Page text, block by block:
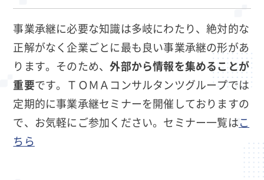
事業承継に必要な知識は多岐にわたり、絶対的な
正解がなく企業ごとに最も良い事業承継の形があ
ります。そのため、外部から情報を集めることが
重要です。ＴＯＭＡコンサルタンツグループでは
定期的に事業承継セミナーを開催しておりますの
で、お気軽にご参加ください。セミナー一覧はこ
ちら